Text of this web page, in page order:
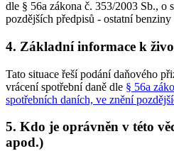
dle § 56a zákona č. 353/2003 Sb., o
pozdějších předpisů - ostatní benziny
4. Základní informace k
Tato situace řeší podání daňového
vrácení spotřební daně dle § 56a
spotřebních daních, ve znění
5. Kdo je oprávněn v této
apod.)